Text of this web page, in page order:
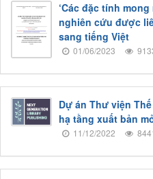
‘Các đặc tính
nghiên cứu được
sang tiếng Việt
01/06/2023
Dự án Thư viện
hạ tầng xuất bản
11/12/2022